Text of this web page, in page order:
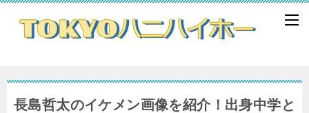
長島哲太のイケメン画像を紹介！出身中学と